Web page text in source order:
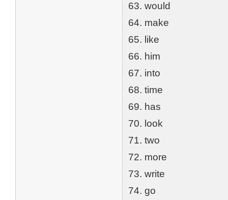
63. would
64. make
65. like
66. him
67. into
68. time
69. has
70. look
71. two
72. more
73. write
74. go